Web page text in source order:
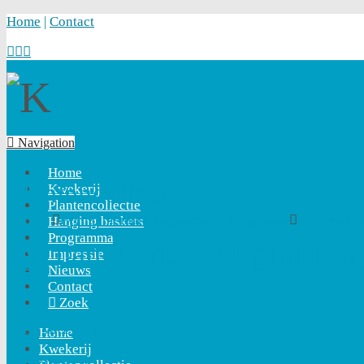
Home | Contact
Navigation
Home
Kwekerij
Plantencollectie
Hanging baskets
Programma
Impressie
Nieuws
Contact
Zoek
Home
Kwekerij
Plantencollectie
Home Pycnanthemum virginicum – Bergmunt
Pycnanthemum
BLOEMKLEUR:
BLADKLEUR: